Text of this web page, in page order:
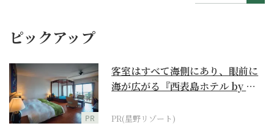
ピックアップ
PR
客室はすべて海側にあり、眼前に
海が広がる『西表島ホテル by 星
PR(星野リゾート)